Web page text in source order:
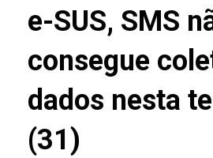
e-SUS, SMS
consegue
dados nesta
(31)